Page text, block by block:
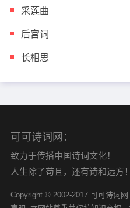
采莲曲
后宫词
长相思
可可诗词网：
致力于传播中国诗词文化！
人生除了苟且，还有诗和远方！
Copyright © 2002-2017 可可诗词